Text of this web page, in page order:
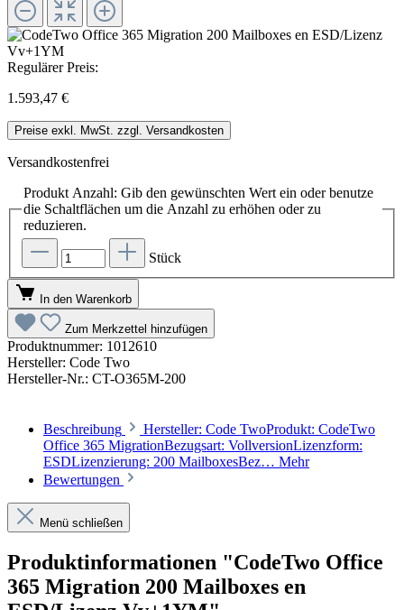
Regulärer Preis:
1.593,47 €
Preise exkl. MwSt. zzgl. Versandkosten
Versandkostenfrei
Produkt Anzahl: Gib den gewünschten Wert ein oder benutze
die Schaltflächen um die Anzahl zu erhöhen oder zu
reduzieren.
Stück
In den Warenkorb
Zum Merkzettel hinzufügen
Produktnummer: 1012610
Hersteller: Code Two
Hersteller-Nr.: CT-O365M-200
Beschreibung
Hersteller: Code TwoProdukt: CodeTwo
Office 365 MigrationBezugsart: VollversionLizenzform:
ESDLizenzierung: 200 MailboxesBez… Mehr
Bewertungen
Menü schließen
Produktinformationen "CodeTwo Office
365 Migration 200 Mailboxes en